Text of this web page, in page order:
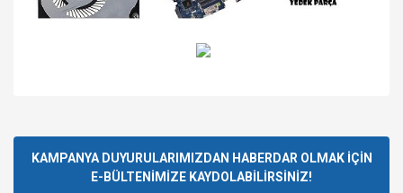
Yorum Yaz
kullanarak tarafımıza iletebilirsiniz.
Görüş ve önerileriniz için teşekkür ederiz.
KAMPANYA DUYURULARIMIZDAN HABERDAR OLMAK İÇİN
E-BÜLTENİMİZE KAYDOLABİLİRSİNİZ!